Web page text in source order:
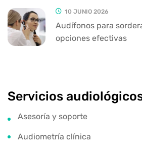
10 JUNIO 2026
Audífonos para
opciones efectivas
Servicios
Asesoría y soporte
Audiometría clínica